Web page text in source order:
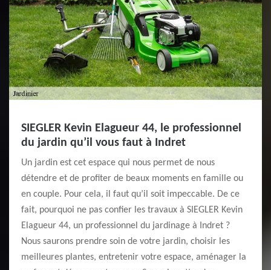
SIEGLER Kevin Elagueur 44, le professionnel
du jardin qu’il vous faut à Indret
Un jardin est cet espace qui nous permet de nous
détendre et de profiter de beaux moments en famille ou
en couple. Pour cela, il faut qu’il soit impeccable. De ce
fait, pourquoi ne pas confier les travaux à SIEGLER Kevin
Elagueur 44, un professionnel du jardinage à Indret ?
Nous saurons prendre soin de votre jardin, choisir les
meilleures plantes, entretenir votre espace, aménager la